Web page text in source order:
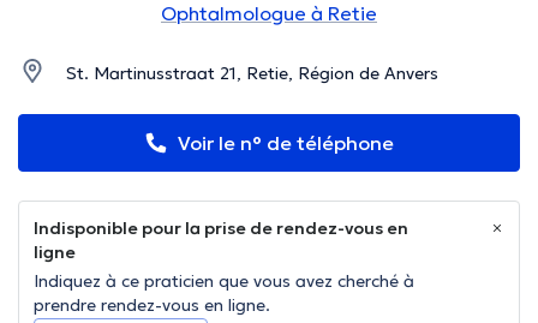
Ophtalmologue à Retie
St. Martinusstraat 21, Retie, Région de Anvers
Voir le n° de téléphone
Indisponible pour la prise de rendez-vous en
ligne
Indiquez à ce praticien que vous avez cherché à
prendre rendez-vous en ligne.